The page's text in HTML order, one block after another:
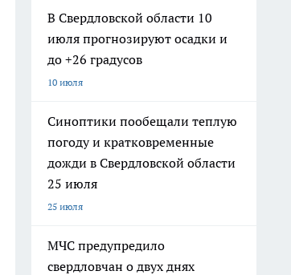
В Свердловской области 10
июля прогнозируют осадки и
до +26 градусов
10 июля
Синоптики пообещали теплую
погоду и кратковременные
дожди в Свердловской области
25 июля
25 июля
МЧС предупредило
свердловчан о двух днях